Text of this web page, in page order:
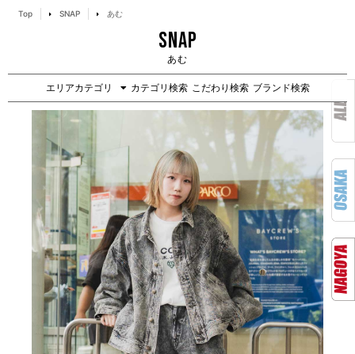
Top SNAP あむ
SNAP
あむ
エリアカテゴリ カテゴリ検索 こだわり検索 ブランド検索